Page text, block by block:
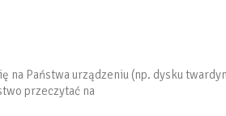
na Państwa urządzeniu (np. dysku
przeczytać na